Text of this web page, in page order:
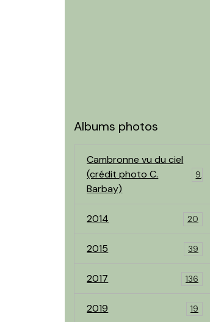
Albums photos
Cambronne vu du ciel
(crédit photo C.
Barbay)
9
2014 20
2015 39
2017 136
2019 19